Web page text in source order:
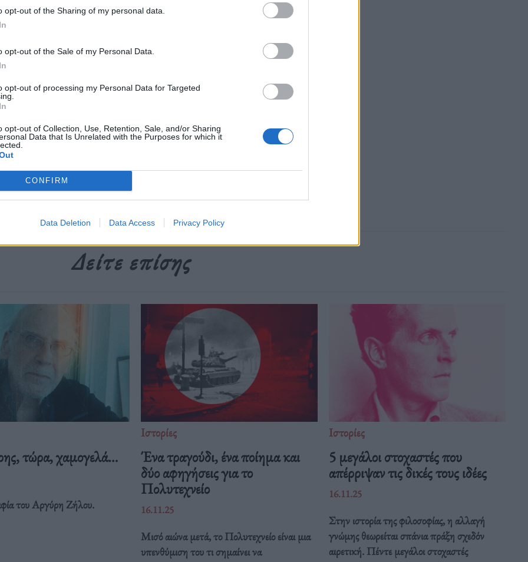
opt-out of the Sharing of my personal data.
opt-out of the Sale of my Personal Data.
opt-out of processing my Personal Data for Targeted
opt-out of Collection, Use, Retention, Sale, and/or Sharing
Data that Is Unrelated with the Purposes for which it
CONFIRM
Data Deletion Data Access Privacy Policy
σαν χώρα ήρθε με την απόσυρση της
λήθη χιλιάδες μαρτυρίες πολέμου και
→
.yu,γιουγκοσλαβία ιντερνετ,διαδίκτυο Γιοουγκοσλαβία,
Δείτε επίσης
τώρα, χαμογελά…
του Αργύρη Ζήλου.
Ιστορίες
Ένα τραγούδι, ένα ποίημα και
δύο αφηγήσεις για το
Πολυτεχνείο
16.11.25
Μισό αιώνα μετά, το Πολυτεχνείο είναι μια
υπενθύμιση του τι σημαίνει να
Ιστορίες
5 μεγάλοι στοχαστές που
απέρριψαν τις δικές τους ιδέες
16.11.25
Στην ιστορία της φιλοσοφίας, η αλλαγή
γνώμης θεωρείται σπάνια πράξη σχεδόν
αιρετική. Πέντε μεγάλοι στοχαστές